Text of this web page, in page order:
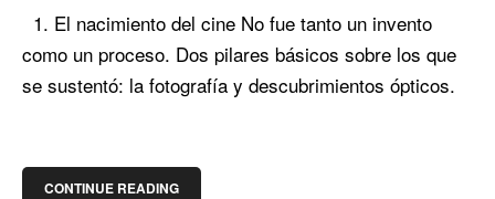
1. El nacimiento del cine No fue tanto un invento
como un proceso. Dos pilares básicos sobre los que
se sustentó: la fotografía y descubrimientos ópticos.
CONTINUE READING